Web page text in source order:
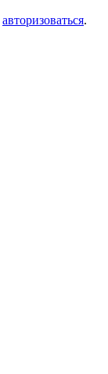
авторизоваться.